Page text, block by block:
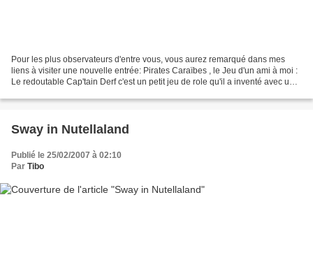
Pour les plus observateurs d'entre vous, vous aurez remarqué dans mes
liens à visiter une nouvelle entrée: Pirates Caraïbes , le Jeu d'un ami à moi :
Le redoutable Cap'tain Derf c'est un petit jeu de role qu'il a inventé avec un
Sway in Nutellaland
Publié le 25/02/2007 à 02:10
Par Tibo